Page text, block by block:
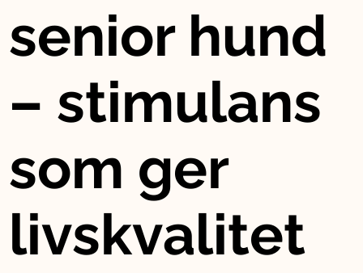
senior hund
– stimulans
som ger
livskvalitet